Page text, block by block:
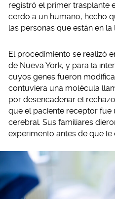
registró el primer trasplante
cerdo a un humano, hecho
las personas que están en la
El procedimiento se realizó
de Nueva York, y para la
cuyos genes fueron
contuviera una molécula
por desencadenar el
que el paciente receptor
cerebral. Sus familiares
experimento antes de que